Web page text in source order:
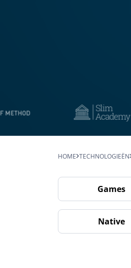
HOME TECHNOLOGIEËN
Games
Native